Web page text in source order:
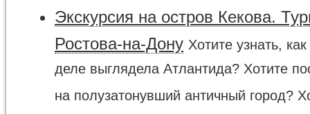
Экскурсия на остров Кекова.
Ростова-на-Дону Хотите узнать,
деле выглядела Атлантида? Хотите
на полузатонувший античный город?